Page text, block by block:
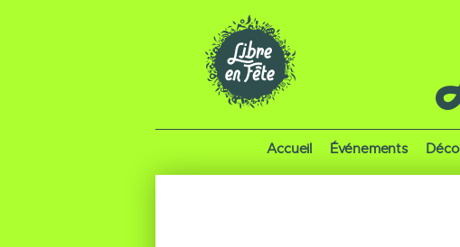
Accueil Événements